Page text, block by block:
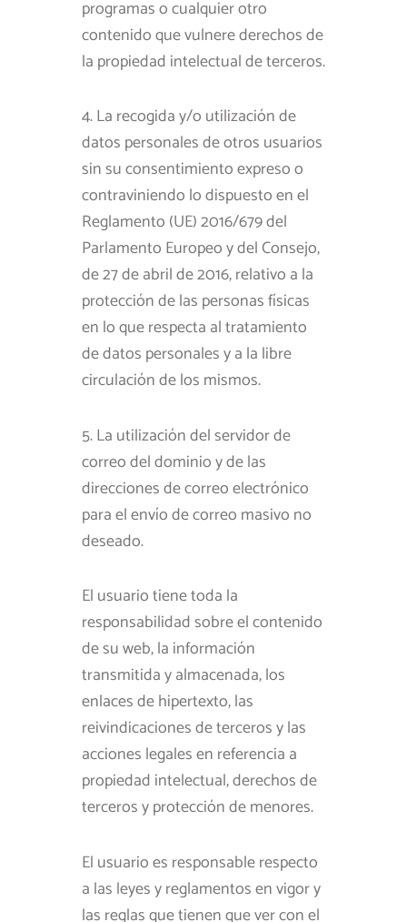
programas o cualquier otro
contenido que vulnere derechos de
la propiedad intelectual de terceros.
4. La recogida y/o utilización de
datos personales de otros usuarios
sin su consentimiento expreso o
contraviniendo lo dispuesto en el
Reglamento (UE) 2016/679 del
Parlamento Europeo y del Consejo,
de 27 de abril de 2016, relativo a la
protección de las personas físicas
en lo que respecta al tratamiento
de datos personales y a la libre
circulación de los mismos.
5. La utilización del servidor de
correo del dominio y de las
direcciones de correo electrónico
para el envío de correo masivo no
deseado.
El usuario tiene toda la
responsabilidad sobre el contenido
de su web, la información
transmitida y almacenada, los
enlaces de hipertexto, las
reivindicaciones de terceros y las
acciones legales en referencia a
propiedad intelectual, derechos de
terceros y protección de menores.
El usuario es responsable respecto
a las leyes y reglamentos en vigor y
las reglas que tienen que ver con el